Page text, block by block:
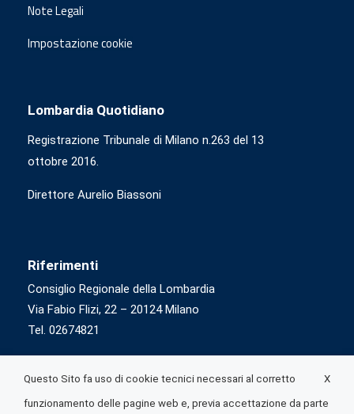
Note Legali
Impostazione cookie
Lombardia Quotidiano
Registrazione Tribunale di Milano n.263 del 13
ottobre 2016.
Direttore Aurelio Biassoni
Riferimenti
Consiglio Regionale della Lombardia
Via Fabio Flizi, 22 – 20124 Milano
Tel. 02674821
X
Questo Sito fa uso di cookie tecnici necessari al corretto
funzionamento delle pagine web e, previa accettazione da parte